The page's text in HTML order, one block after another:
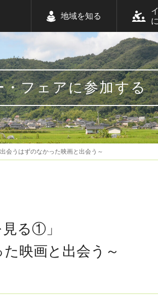
地域を知る
・フェアに参加する
会うはずのなかった映画と出会う～
る①」
映画と出会う～